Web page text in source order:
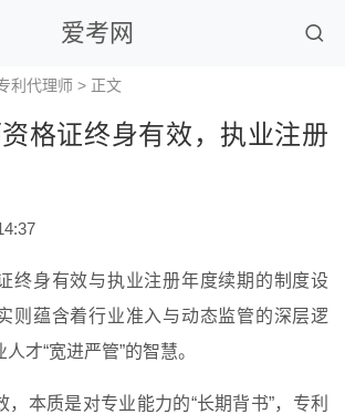
爱考网
利代理师 > 正文
格证终身有效，执业注册
终身有效与执业注册年度续期的制度设
则蕴含着行业准入与动态监管的深层逻
才“宽进严管”的智慧。
，本质是对专业能力的“长期背书”，专利